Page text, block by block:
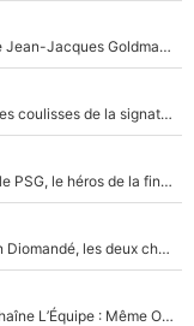
Un documentaire avec Zinedine Zidane : Comme Jean-Jacques Goldman et Mylène Farmer, le nouveau sélectionneur de l'équipe de France a recalé une journaliste très connue
Le PSG comme seule option après Barcelone ? Les coulisses de la signature historique de Lionel Messi sont révélées au grand jour !
«Le suicide de Ferran Torres» : En partance pour le PSG, le héros de la finale de la Coupe du monde s'attire les foudres de la presse espagnole !
Antoine Griezmann et N'Golo Kanté : Comme Yan Diomandé, les deux champions du monde ont refusé de signer au PSG !
Un chroniqueur de L’Équipe du Soir viré par La Chaîne L’Équipe : Même Olivier Ménard n’avait pas pu empêcher son départ, «je l’ai appris sur Twitter, je l’ai vécu assez mal»